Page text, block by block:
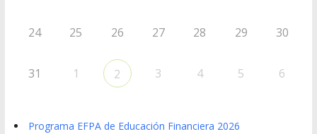
24 25 26 27 28 29 30
31 1 2 3 4 5 6
Programa EFPA de Educación Financiera 2026